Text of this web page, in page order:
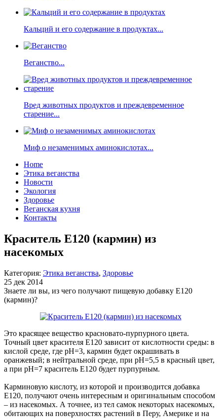
Кальций и его содержание в продуктах...
Веганство...
Вред животных продуктов и преждевременное
старение...
Миф о незаменимых аминокислотах...
Home
Этика веганства
Новости
Экология
Здоровье
Веганская кухня
Контакты
Краситель Е120 (кармин) из
насекомых
Категория: Этика веганства, Здоровье
25 дек 2014
Знаете ли вы, из чего получают пищевую добавку Е120
(кармин)?
Это красящее вещество красновато-пурпурного цвета.
Точный цвет красителя Е120 зависит от кислотности среды: в
кислой среде, где pH=3, кармин будет окрашивать в
оранжевый; в нейтральной среде, при pH=5,5 в красный цвет,
а при pH=7 краситель Е120 будет пурпурным.
Карминовую кислоту, из которой и производится добавка
Е120, получают очень интересным и оригинальным способом
– из насекомых. А точнее, из тел самок некоторых насекомых,
обитающих на поверхностях растений в Перу, Америке и на